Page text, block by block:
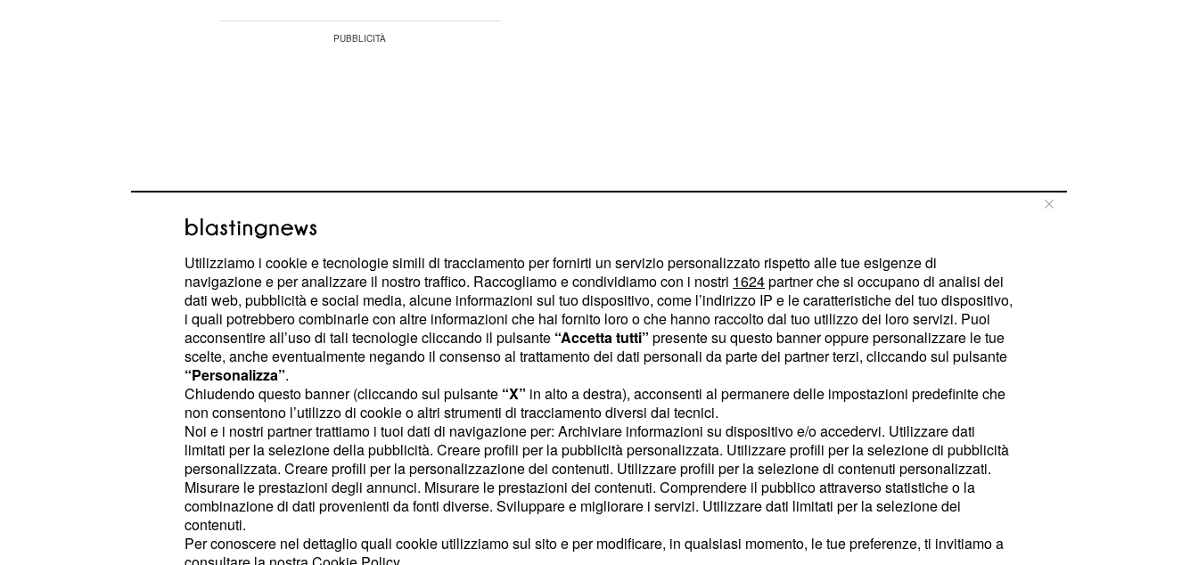
Probabilmente già dal prossimosettembre. Il programma
ha superato il 23% di share, per questo gli autori hanno
subito deciso di produrre una seconda edizione che,
ovviamente, avrà per protagonisti nuoviVip. Tra pochi mesi
inizieranno sicuramente a trapelarerumorseindiscrezioni
nuovi inquilini della casa. Per adesso l'unica conferma
sembrerebbe essere quella diIlary Blasialla conduzione
del programma.
Utilizziamo i cookie e tecnologie simili di tracciamento per fornirti un servizio personalizzato rispetto alle tue esigenze di
navigazione e per analizzare il nostro traffico. Raccogliamo e condividiamo con i nostri 1624partner che si occupano di analisi dei
dati web, pubblicità e social media, alcune informazioni sul tuo dispositivo, come l’indirizzo IP e le caratteristiche del tuo dispositivo,
i quali potrebbero combinarle con altre informazioni che hai fornito loro o che hanno raccolto dal tuo utilizzo dei loro servizi. Puoi
acconsentire all’uso di tali tecnologie cliccando il pulsante “Accetta tutti” presente su questo banner oppure personalizzare le tue
scelte, anche eventualmente negando il consenso al trattamento dei dati personali da parte dei partner terzi, cliccando sul pulsante
“Personalizza”.
Chiudendo questo banner (cliccando sul pulsante “X” in alto a destra), acconsenti al permanere delle impostazioni predefinite che
non consentono l’utilizzo di cookie o altri strumenti di tracciamento diversi dai tecnici.
Noi e i nostri partner trattiamo i tuoi dati di navigazione per: Archiviare informazioni su dispositivo e/o accedervi. Utilizzare dati
limitati per la selezione della pubblicità. Creare profili per la pubblicità personalizzata. Utilizzare profili per la selezione di pubblicità
personalizzata. Creare profili per la personalizzazione dei contenuti. Utilizzare profili per la selezione di contenuti personalizzati.
Misurare le prestazioni degli annunci. Misurare le prestazioni dei contenuti. Comprendere il pubblico attraverso statistiche o la
combinazione di dati provenienti da fonti diverse. Sviluppare e migliorare i servizi. Utilizzare dati limitati per la selezione dei
contenuti.
Per conoscere nel dettaglio quali cookie utilizziamo sul sito e per modificare, in qualsiasi momento, le tue preferenze, ti invitiamo a